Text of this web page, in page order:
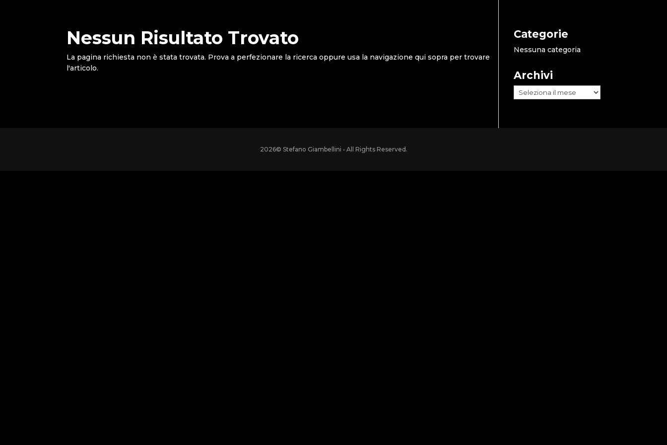
Nessun Risultato Trovato
La pagina richiesta non è stata trovata. Prova a perfezionare la ricerca oppure usa la navigazione qui sopra per trovare
l'articolo.
Categorie
Nessuna categoria
Archivi
Archivi
2026© Stefano Giambellini • All Rights Reserved.